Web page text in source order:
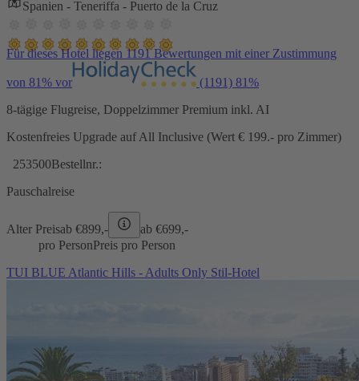
Spanien - Teneriffa - Puerto de la Cruz
Für dieses Hotel liegen 1191 Bewertungen mit einer Zustimmung
von 81% vor (1191) 81%
8-tägige Flugreise, Doppelzimmer Premium inkl. AI
Kostenfreies Upgrade auf All Inclusive (Wert € 199.- pro Zimmer)
253500Bestellnr.:
Pauschalreise
Alter Preisab €899,- ab €699,-
pro PersonPreis pro Person
TUI BLUE Atlantic Hills - Adults Only Stil-Hotel